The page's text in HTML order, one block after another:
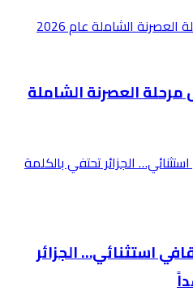
مرحلة العصرنة الشاملة
ثقافي استثنائي… الجزائر